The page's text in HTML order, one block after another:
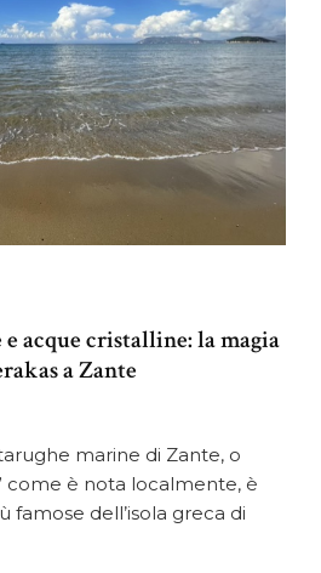
acque cristalline: la magia
a Zante
marine di Zante, o
come è nota localmente, è
famose dell’isola greca di